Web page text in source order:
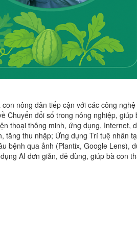
nông dân tiếp cận với các công nghệ
Chuyển đổi số trong nông nghiệp, giúp
thoại thông minh, ứng dụng, Internet,
tăng thu nhập; Ứng dụng Trí tuệ nhân
bệnh qua ảnh (Plantix, Google Lens),
AI đơn giản, dễ dùng, giúp bà con